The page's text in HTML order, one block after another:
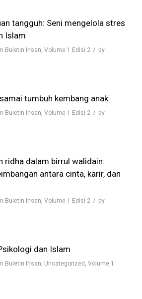
tangguh: Seni mengelola stres
Islam
Buletin Insan Volume 1 Edisi 2 / by
tumbuh kembang anak
Buletin Insan Volume 1 Edisi 2 / by
ridha dalam birrul walidain:
antara cinta, karir, dan
Buletin Insan Volume 1 Edisi 2 / by
dan Islam
Buletin Insan Uncategorized Volume 1